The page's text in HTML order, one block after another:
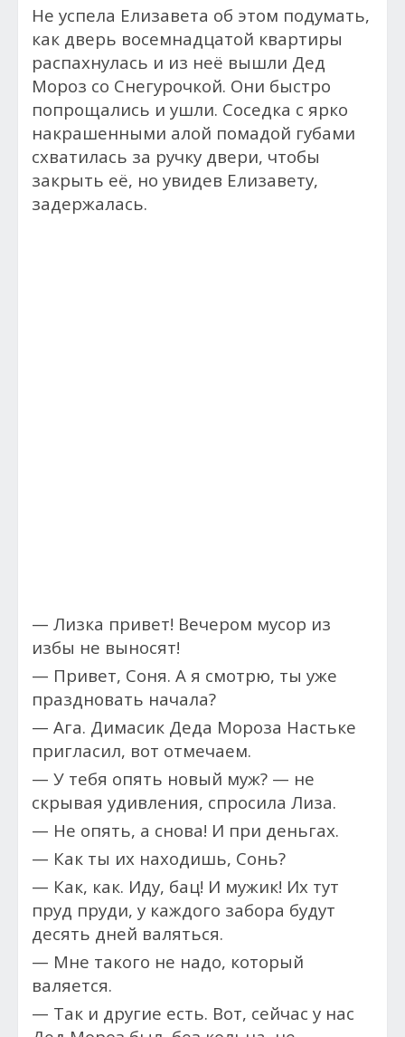
Не успела Елизавета об этом подумать,
как дверь восемнадцатой квартиры
распахнулась и из неё вышли Дед
Мороз со Снегурочкой. Они быстро
попрощались и ушли. Соседка с ярко
накрашенными алой помадой губами
схватилась за ручку двери, чтобы
закрыть её, но увидев Елизавету,
задержалась.
— Лизка привет! Вечером мусор из
избы не выносят!
— Привет, Соня. А я смотрю, ты уже
праздновать начала?
— Ага. Димасик Деда Мороза Настьке
пригласил, вот отмечаем.
— У тебя опять новый муж? — не
скрывая удивления, спросила Лиза.
— Не опять, а снова! И при деньгах.
— Как ты их находишь, Сонь?
— Как, как. Иду, бац! И мужик! Их тут
пруд пруди, у каждого забора будут
десять дней валяться.
— Мне такого не надо, который
валяется.
— Так и другие есть. Вот, сейчас у нас